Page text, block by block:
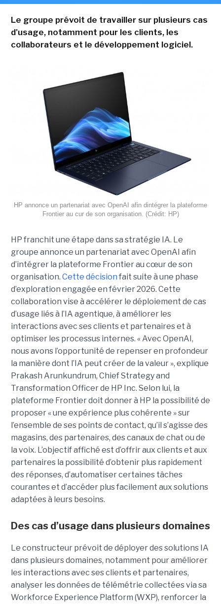
Le groupe prévoit de travailler sur plusieurs cas
d'usage, notamment pour les clients, les
collaborateurs et le développement logiciel.
HP annonce un partenariat avec OpenAI afin dintégrer la plateforme
Frontier au cur de son organisation. (Crédit: HP)
HP franchit une étape dans sa stratégie IA. Le
groupe annonce un partenariat avec OpenAI afin
d’intégrer la plateforme Frontier au cœur de son
organisation. Cette décision fait suite à une phase
d’exploration engagée en février 2026. Cette
collaboration vise à accélérer le déploiement de cas
d’usage liés à l’IA agentique, à améliorer les
interactions avec ses clients et partenaires et à
optimiser les processus internes. « Avec OpenAI,
nous avons l’opportunité de repenser en profondeur
la manière dont l’IA peut créer de la valeur », explique
Prakash Arunkundrum, Chief Strategy and
Transformation Officer de HP Inc. Selon lui, la
plateforme Frontier doit donner à HP la possibilité de
proposer « une expérience plus cohérente » sur
l’ensemble de ses points de contact, qu’il s’agisse des
magasins, des partenaires, des canaux de chat ou de
la voix. L’objectif affiché est d’offrir aux clients et aux
partenaires la possibilité d’obtenir plus rapidement
des réponses, d’automatiser certaines tâches
courantes et d’accéder plus facilement aux solutions
adaptées à leurs besoins.
Des cas d’usage dans plusieurs domaines
Le constructeur prévoit de déployer des solutions IA
dans plusieurs domaines, notamment pour améliorer
les interactions avec ses clients et partenaires,
analyser les données de télémétrie collectées via sa
Workforce Experience Platform (WXP), renforcer la